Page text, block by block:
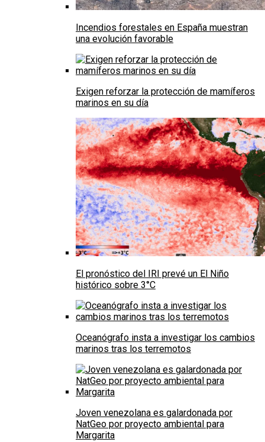
Incendios forestales en España muestran
una evolución favorable
Exigen reforzar la protección de mamíferos
marinos en su día
El pronóstico del IRI prevé un El Niño
histórico sobre 3°C
Oceanógrafo insta a investigar los cambios
marinos tras los terremotos
Joven venezolana es galardonada por
NatGeo por proyecto ambiental para
Margarita